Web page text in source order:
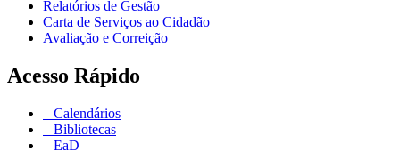
Relatórios de Gestão
Carta de Serviços ao Cidadão
Avaliação e Correição
Acesso Rápido
Calendários
Bibliotecas
EaD